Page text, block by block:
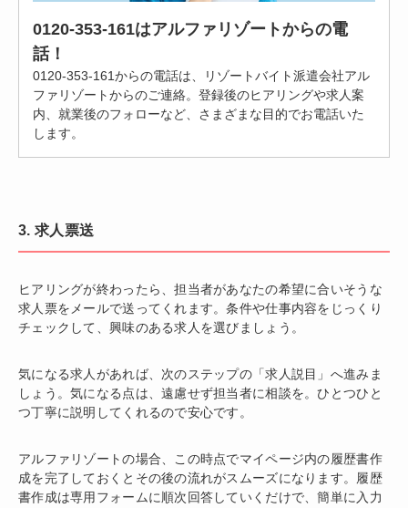
0120-353-161はアルファリゾートからの電
話！
0120-353-161からの電話は、リゾートバイト派遣会社アル
ファリゾートからのご連絡。登録後のヒアリングや求人案
内、就業後のフォローなど、さまざまな目的でお電話いた
します。
3. 求人票送
ヒアリングが終わったら、担当者があなたの希望に合いそうな
求人票をメールで送ってくれます。条件や仕事内容をじっくり
チェックして、興味のある求人を選びましょう。
気になる求人があれば、次のステップの「求人説目」へ進みま
しょう。気になる点は、遠慮せず担当者に相談を。ひとつひと
つ丁寧に説明してくれるので安心です。
アルファリゾートの場合、この時点でマイページ内の履歴書作
成を完了しておくとその後の流れがスムーズになります。履歴
書作成は専用フォームに順次回答していくだけで、簡単に入力